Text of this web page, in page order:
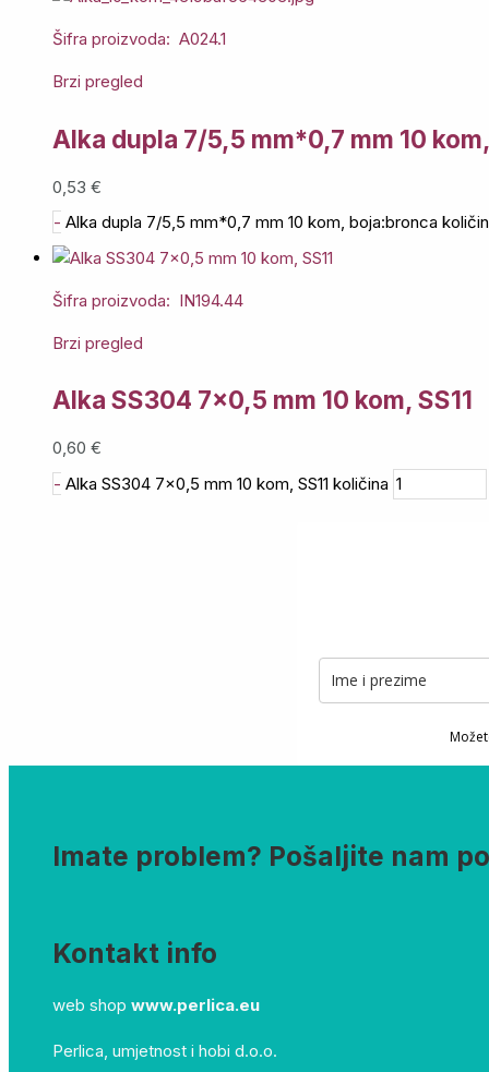
Šifra proizvoda: A024.1
Brzi pregled
Alka dupla 7/5,5 mm*0,7 mm 10
0,53 €
- Alka dupla 7/5,5 mm*0,7 mm 10 kom, boja:bronca
Šifra proizvoda: IN194.44
Brzi pregled
Alka SS304 7×0,5 mm 10 kom, SS11
0,60 €
- Alka SS304 7x0,5 mm 10 kom, SS11 količina
Imate problem? Pošaljite nam
Kontakt info
web shop www.perlica.eu
Perlica, umjetnost i hobi d.o.o.